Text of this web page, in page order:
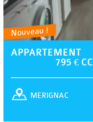
Nouveau !
APPARTEMENT
795 € CC
MERIGNAC